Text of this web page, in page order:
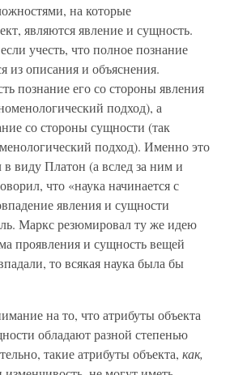
на которые
являются явление и сущность.
учесть, что полное познание
из описания и объяснения.
познание его со стороны явления
подход), а
со стороны сущности (так
подход). Именно это
в виду Платон (а вслед за ним и
что «наука начинается с
явления и сущности
Маркс резюмировал ту же идею
проявления и сущность вещей
то всякая наука была бы
на то, что атрибуты объекта
обладают разной степенью
такие атрибуты объекта, как,